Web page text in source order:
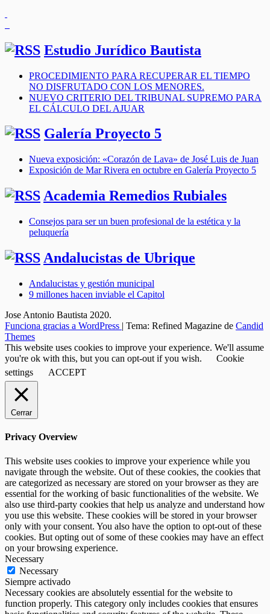
Estudio Jurídico Bautista
PROCEDIMIENTO PARA RECUPERAR EL TIEMPO
NO DISFRUTADO CON LOS MENORES.
NUEVO CRITERIO DEL TRIBUNAL SUPREMO PARA
EL CÁLCULO DEL AJUAR
Galería Proyecto 5
Nueva exposición: «Corazón de Lava» de José Luis de Juan
Exposición de Mar Rivera en octubre en Galería Proyecto 5
Academia Remedios Rubiales
Consejos para ser un buen profesional de la estética y la
peluquería
Andalucistas de Ubrique
Andalucistas y gestión municipal
9 millones hacen inviable el Capitol
Jose Antonio Bautista 2020.
Funciona gracias a WordPress | Tema: Refined Magazine de Candid
Themes
This website uses cookies to improve your experience. We'll assume
you're ok with this, but you can opt-out if you wish.
Cookie
settings
ACCEPT
Cerrar
Privacy Overview
This website uses cookies to improve your experience while you
navigate through the website. Out of these cookies, the cookies that
are categorized as necessary are stored on your browser as they are
essential for the working of basic functionalities of the website. We
also use third-party cookies that help us analyze and understand how
you use this website. These cookies will be stored in your browser
only with your consent. You also have the option to opt-out of these
cookies. But opting out of some of these cookies may have an effect
on your browsing experience.
Necessary
Necessary
Siempre activado
Necessary cookies are absolutely essential for the website to
function properly. This category only includes cookies that ensures